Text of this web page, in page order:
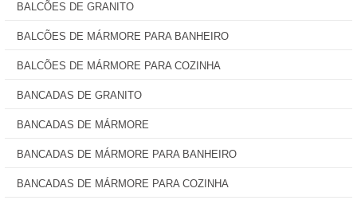
BALCÕES DE GRANITO
BALCÕES DE MÁRMORE PARA BANHEIRO
BALCÕES DE MÁRMORE PARA COZINHA
BANCADAS DE GRANITO
BANCADAS DE MÁRMORE
BANCADAS DE MÁRMORE PARA BANHEIRO
BANCADAS DE MÁRMORE PARA COZINHA